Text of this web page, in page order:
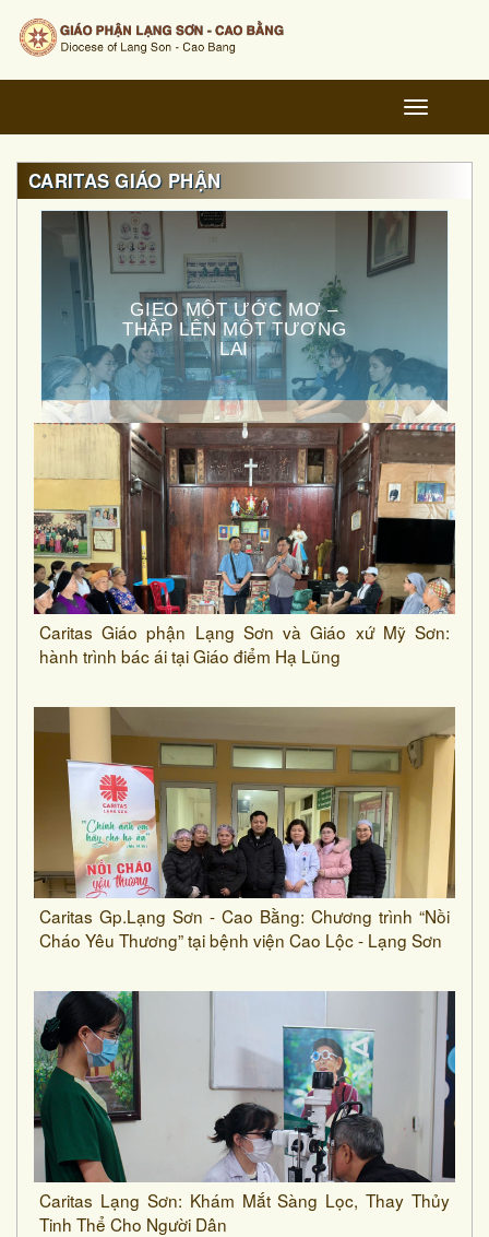
Toggle
navigation
CARITAS GIÁO PHẬN
GIEO MỘT ƯỚC MƠ –
THẮP LÊN MỘT TƯƠNG
LAI
Caritas Giáo phận Lạng Sơn và Giáo xứ Mỹ Sơn:
hành trình bác ái tại Giáo điểm Hạ Lũng
Caritas Gp.Lạng Sơn - Cao Bằng: Chương trình “Nồi
Cháo Yêu Thương” tại bệnh viện Cao Lộc - Lạng Sơn
Caritas Lạng Sơn: Khám Mắt Sàng Lọc, Thay Thủy
Tinh Thể Cho Người Dân